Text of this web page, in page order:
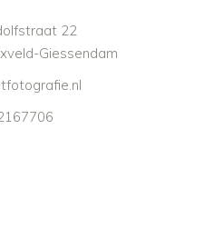
22
Giessendam